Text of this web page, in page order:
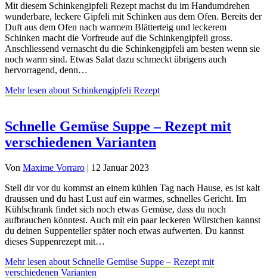
Mit diesem Schinkengipfeli Rezept machst du im Handumdrehen
wunderbare, leckere Gipfeli mit Schinken aus dem Ofen. Bereits der
Duft aus dem Ofen nach warmem Blätterteig und leckerem
Schinken macht die Vorfreude auf die Schinkengipfeli gross.
Anschliessend vernascht du die Schinkengipfeli am besten wenn sie
noch warm sind. Etwas Salat dazu schmeckt übrigens auch
hervorragend, denn…
Mehr lesen about Schinkengipfeli Rezept
Schnelle Gemüse Suppe – Rezept mit
verschiedenen Varianten
Von Maxime Vorraro | 12 Januar 2023
Stell dir vor du kommst an einem kühlen Tag nach Hause, es ist kalt
draussen und du hast Lust auf ein warmes, schnelles Gericht. Im
Kühlschrank findet sich noch etwas Gemüse, dass du noch
aufbrauchen könntest. Auch mit ein paar leckeren Würstchen kannst
du deinen Suppenteller später noch etwas aufwerten. Du kannst
dieses Suppenrezept mit…
Mehr lesen about Schnelle Gemüse Suppe – Rezept mit
verschiedenen Varianten